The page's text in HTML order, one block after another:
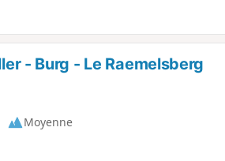
- Burg - Le Raemelsberg
Moyenne